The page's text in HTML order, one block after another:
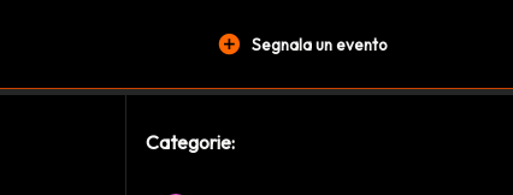
add_circle Segnala un evento
Categorie: